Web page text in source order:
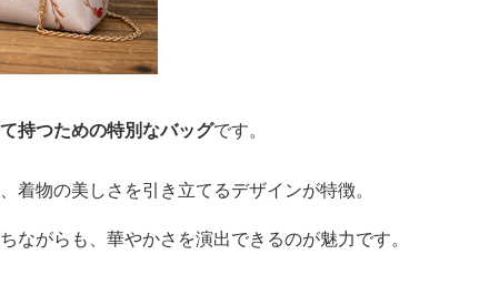
持つための特別なバッグです。
着物の美しさを引き立てるデザインが特徴。
ながらも、華やかさを演出できるのが魅力です。